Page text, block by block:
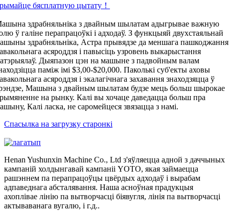
бясплатную цытату！
здрабняльніка з двайным шылатам адыгрывае важную
ў галіне перапрацоўкі і адходаў. З функцыяй двухстаяльнай
здрабняльніка, Астра прывядзе да меншага пашкоджання
асяроддзя і павысіць узровень выкарыстання
Дыяпазон цэн на машыне з падвойным валам
паміж імі $3,00-$20,000. Паколькі суб'екты аховы
асяроддзя і экалагічнага захавання знаходзяцца ў
Машына з двайным шылатам будзе мець больш шырокае
на рынку. Калі вы хочаце даведацца больш пра
Калі ласка, не саромейцеся звязацца з намі.
Спасылка на загрузку старонкі
Henan Yushunxin Machine Co., Ltd з'яўляецца адной з даччыных
кампаній холдынгавай кампаніі YOTO, якая займаецца
рашэннем па перапрацоўцы цвёрдых адходаў і вырабам
адпаведнага абсталявання. Наша асноўная прадукцыя
ахоплівае лінію па вытворчасці біявугля, лінія па вытворчасці
актываванага вугалю, і г.д..